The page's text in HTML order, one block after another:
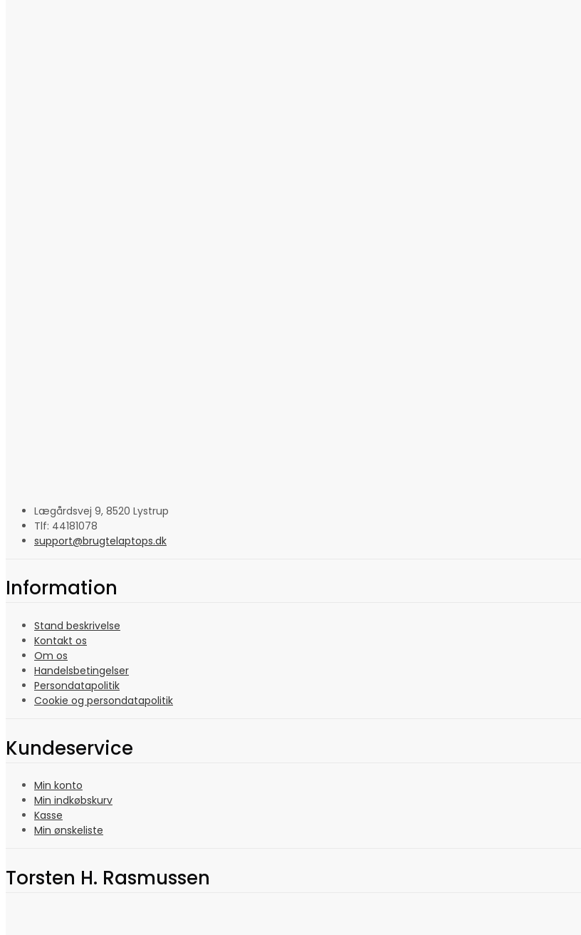
Lægårdsvej 9, 8520 Lystrup
Tlf: 44181078
support@brugtelaptops.dk
Information
Stand beskrivelse
Kontakt os
Om os
Handelsbetingelser
Persondatapolitik
Cookie og persondatapolitik
Kundeservice
Min konto
Min indkøbskurv
Kasse
Min ønskeliste
Torsten H. Rasmussen